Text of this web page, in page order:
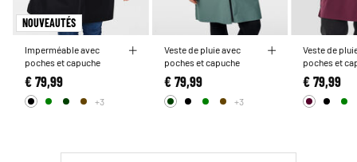
NOUVEAUTÉS
Imperméable avec
poches et capuche
€ 79,99
+3
Veste de pluie avec
poches et capuche
€ 79,99
+3
Veste de
poches et
€ 79,99